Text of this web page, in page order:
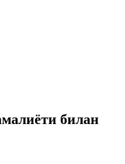
билан